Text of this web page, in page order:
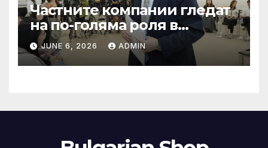
Частните компании гледат
на по-голяма роля в
стратегическата
енергетика
JUNE 6, 2026 ADMIN